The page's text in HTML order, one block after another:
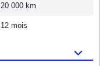
20 000 km
12 mois